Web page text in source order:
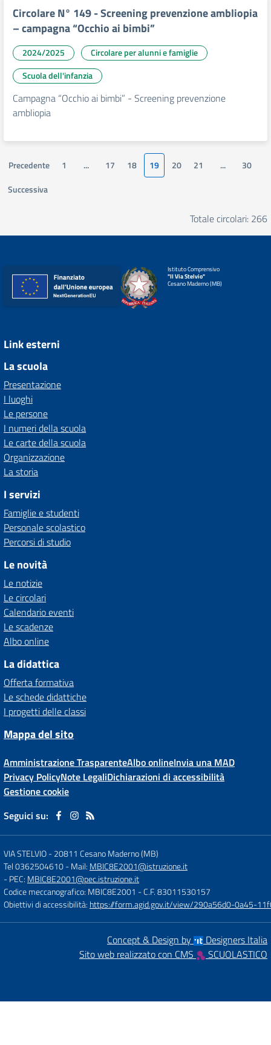
Circolare N° 149 - Screening prevenzione ambliopia
– campagna “Occhio ai bimbi”
2024/2025
Circolare per alunni e famiglie
Scuola dell'infanzia
Campagna “Occhio ai bimbi” - Screening prevenzione
ambliopia
Precedente 1 ... 17 18 19 20 21 ...
30
Successiva
Totale circolari: 266
Istituto Comprensivo
"II Via Stelvio"
Cesano Maderno (MB)
Link esterni
La scuola
Presentazione
I luoghi
Le persone
I numeri della scuola
Le carte della scuola
Organizzazione
La storia
I servizi
Famiglie e studenti
Personale scolastico
Percorsi di studio
Le novità
Le notizie
Le circolari
Calendario eventi
Le scadenze
Albo online
La didattica
Offerta formativa
Le schede didattiche
I progetti delle classi
Mappa del sito
Amministrazione TrasparenteAlbo onlineInvia una MAD
Privacy PolicyNote LegaliDichiarazioni di accessibilità
Gestione cookie
Seguici su:
VIA STELVIO-20811 Cesano Maderno (MB)
Tel 0362504610- Mail: MBIC8E2001@istruzione.it
- PEC: MBIC8E2001@pec.istruzione.it
Codice meccanografico: MBIC8E2001 - C.F. 83011530157
Obiettivi di accessibilità: https://form.agid.gov.it/view/290a56d0-0a45-
Concept & Design by
Designers Italia
Sito web realizzato con CMS
SCUOLASTICO